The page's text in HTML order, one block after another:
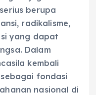
berupa
radikalisme,
yang dapat
Dalam
kembali
fondasi
nasional di